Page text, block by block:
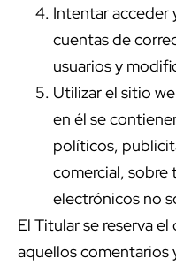
Intentar acceder
cuentas de
usuarios y
Utilizar el sitio
en él se
políticos,
comercial, sobre
electrónicos no
El Titular se reserva
aquellos comentarios